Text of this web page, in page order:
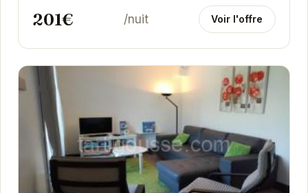
201€ /nuit Voir l'offre